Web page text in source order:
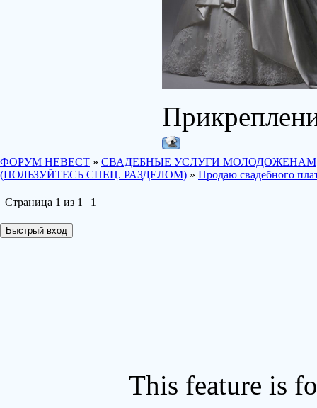
ФОРУМ НЕВЕСТ » СВАДЕБНЫЕ УСЛУГИ МОЛОДОЖЕНАМ
(ПОЛЬЗУЙТЕСЬ СПЕЦ. РАЗДЕЛОМ) » Продаю свадебного
Страница 1 из 1 1
This feature is